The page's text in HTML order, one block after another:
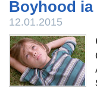
Boyhood
12.01.2015